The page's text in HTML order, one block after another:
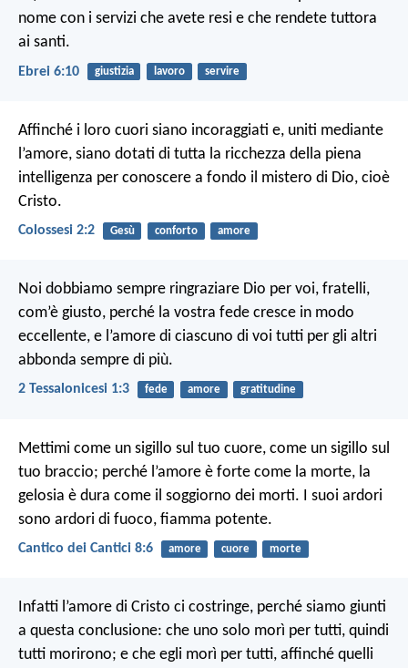
nome con i servizi che avete resi e che rendete tuttora
ai santi.
Ebrei 6:10 giustizia lavoro servire
Affinché i loro cuori siano incoraggiati e, uniti mediante
l’amore, siano dotati di tutta la ricchezza della piena
intelligenza per conoscere a fondo il mistero di Dio, cioè
Cristo.
Colossesi 2:2 Gesù conforto amore
Noi dobbiamo sempre ringraziare Dio per voi, fratelli,
com’è giusto, perché la vostra fede cresce in modo
eccellente, e l’amore di ciascuno di voi tutti per gli altri
abbonda sempre di più.
2 Tessalonicesi 1:3 fede amore gratitudine
Mettimi come un sigillo sul tuo cuore, come un sigillo sul
tuo braccio; perché l’amore è forte come la morte, la
gelosia è dura come il soggiorno dei morti. I suoi ardori
sono ardori di fuoco, fiamma potente.
Cantico dei Cantici 8:6 amore cuore morte
Infatti l’amore di Cristo ci costringe, perché siamo giunti
a questa conclusione: che uno solo morì per tutti, quindi
tutti morirono; e che egli morì per tutti, affinché quelli